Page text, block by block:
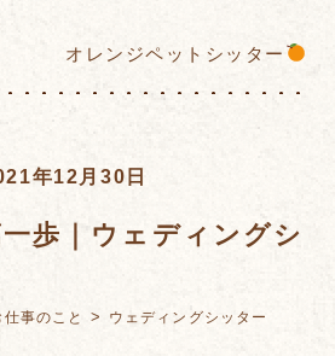
オレンジペットシッター
年12月30日
歩｜ウェディングシ
仕事のこと > ウェディングシッター